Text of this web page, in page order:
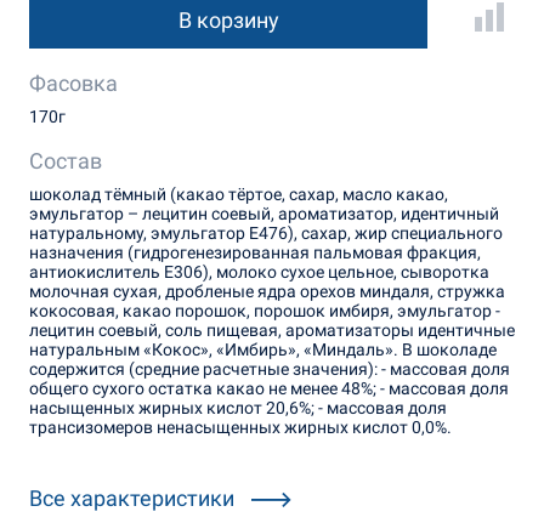
В корзину
Фасовка
170г
Состав
шоколад тёмный (какао тёртое, сахар, масло какао,
эмульгатор – лецитин соевый, ароматизатор, идентичный
натуральному, эмульгатор Е476), сахар, жир специального
назначения (гидрогенезированная пальмовая фракция,
антиокислитель Е306), молоко сухое цельное, сыворотка
молочная сухая, дробленые ядра орехов миндаля, стружка
кокосовая, какао порошок, порошок имбиря, эмульгатор -
лецитин соевый, соль пищевая, ароматизаторы идентичные
натуральным «Кокос», «Имбирь», «Миндаль». В шоколаде
содержится (средние расчетные значения): - массовая доля
общего сухого остатка какао не менее 48%; - массовая доля
насыщенных жирных кислот 20,6%; - массовая доля
трансизомеров ненасыщенных жирных кислот 0,0%.
Все характеристики